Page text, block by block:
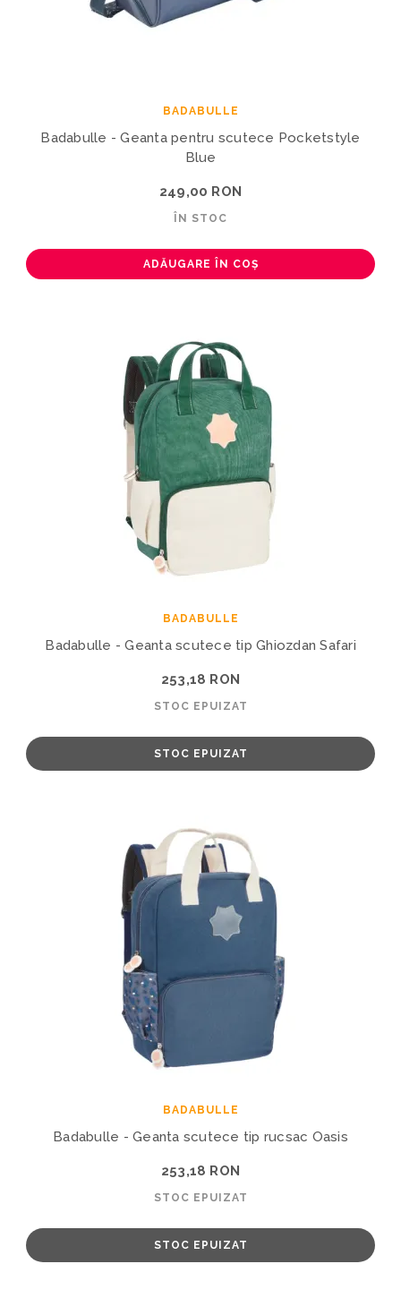
BADABULLE
Badabulle - Geanta pentru scutece Pocketstyle
Blue
249,00 RON
ÎN STOC
ADĂUGARE ÎN COȘ
BADABULLE
Badabulle - Geanta scutece tip Ghiozdan Safari
253,18 RON
STOC EPUIZAT
STOC EPUIZAT
BADABULLE
Badabulle - Geanta scutece tip rucsac Oasis
253,18 RON
STOC EPUIZAT
STOC EPUIZAT